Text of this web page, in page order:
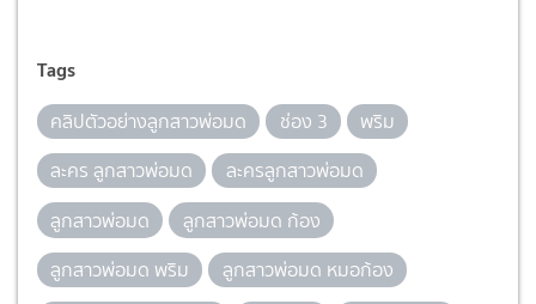
Tags
คลิปตัวอย่างลูกสาวพ่อมด ช่อง 3
พริม
ละคร ลูกสาวพ่อมด
ละครลูกสาวพ่อมด
ลูกสาวพ่อมด
ลูกสาวพ่อมด ก้อง
ลูกสาวพ่อมด พริม
ลูกสาวพ่อมด หมอก้อง